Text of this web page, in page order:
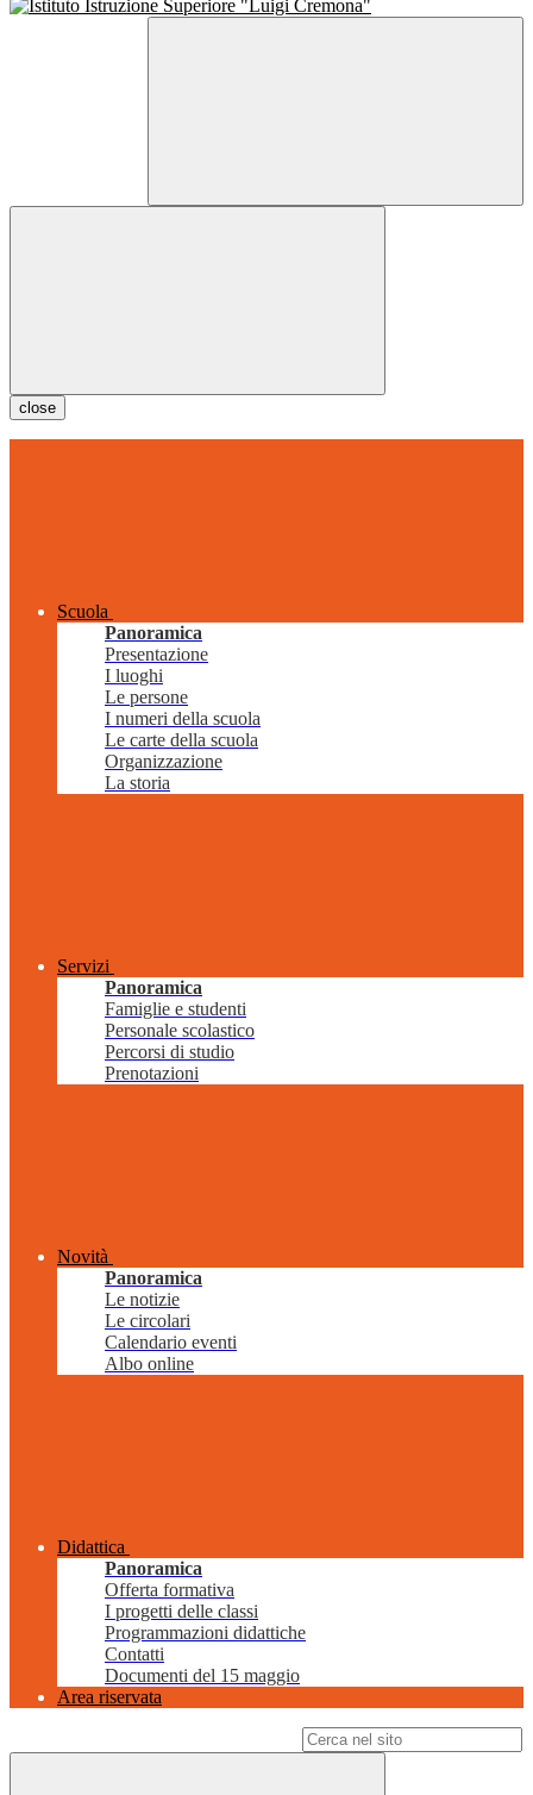
close
Scuola
Panoramica
Presentazione
I luoghi
Le persone
I numeri della scuola
Le carte della scuola
Organizzazione
La storia
Servizi
Panoramica
Famiglie e studenti
Personale scolastico
Percorsi di studio
Prenotazioni
Novità
Panoramica
Le notizie
Le circolari
Calendario eventi
Albo online
Didattica
Panoramica
Offerta formativa
I progetti delle classi
Programmazioni didattiche
Contatti
Documenti del 15 maggio
Area riservata